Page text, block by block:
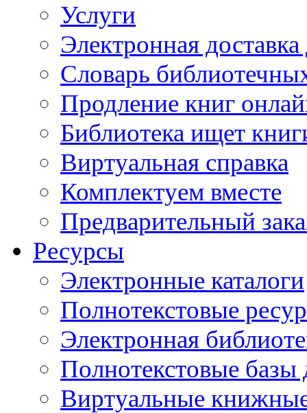
Услуги
Электронная
Словарь
Продление книг
Библиотека ищет
Виртуальная справка
Комплектуем вместе
Предварительный
Ресурсы
Электронные каталоги
Полнотекстовые
Электронная
Полнотекстовые
Виртуальные